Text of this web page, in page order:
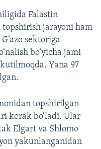
Falastin
jarayoni ham
sektoriga
bo‘yicha jami
Yana 97
topshirilgan
kerak bo‘ladi. Ular
Elgart va Shlomo
yakunlanganidan